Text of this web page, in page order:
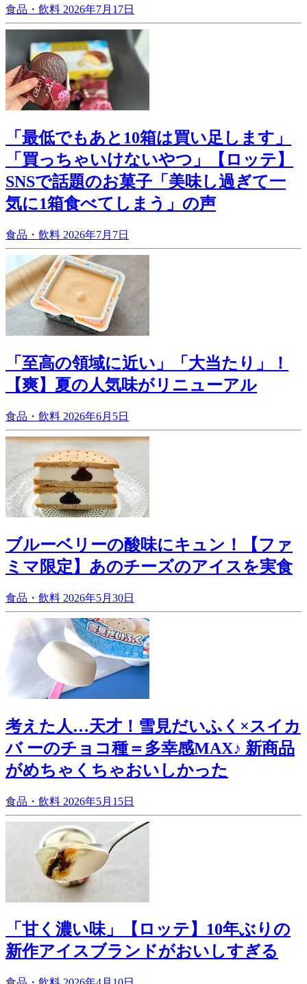
食品・飲料 2026年7月17日
「最低でもあと10箱は買い足します」
「買っちゃいけないやつ」【ロッテ】
SNSで話題のお菓子「美味し過ぎて一
気に1箱食べてしまう」の声
食品・飲料 2026年7月7日
「至高の領域に近い」「大当たり」！
【爽】夏の人気味がリニューアル
食品・飲料 2026年6月5日
ブルーベリーの酸味にキュン！【ファ
ミマ限定】あのチーズのアイスを実食
食品・飲料 2026年5月30日
考えた人…天才！雪見だいふく×スイカ
バ ーのチョコ種＝多幸感MAX♪ 新商品
がめちゃくちゃおいしかった
食品・飲料 2026年5月15日
「甘く濃い味」【ロッテ】10年ぶりの
新作アイスブランドがおいしすぎる